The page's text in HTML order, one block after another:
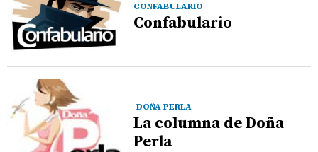
CONFABULARIO
Confabulario
DOÑA PERLA
La columna de Doña
Perla